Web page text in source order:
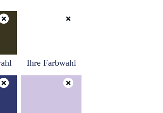
Ihre Farbwahl